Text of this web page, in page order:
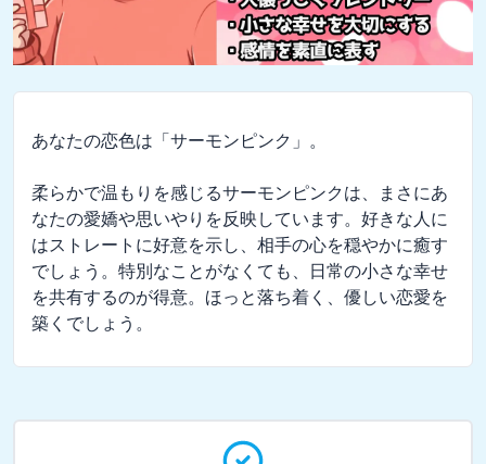
あなたの恋色は「サーモンピンク」。
柔らかで温もりを感じるサーモンピンクは、まさにあ
なたの愛嬌や思いやりを反映しています。好きな人に
はストレートに好意を示し、相手の心を穏やかに癒す
でしょう。特別なことがなくても、日常の小さな幸せ
を共有するのが得意。ほっと落ち着く、優しい恋愛を
築くでしょう。